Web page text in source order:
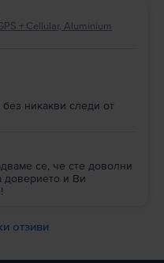
+ Cellular, Aluminium
никакви следи от
се, че сте доволни
доверието и Ви
отзиви